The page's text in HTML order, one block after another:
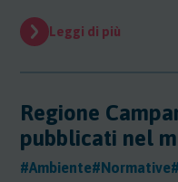
Leggi di più
Regione
pubblicati nel
#Ambiente#Normative